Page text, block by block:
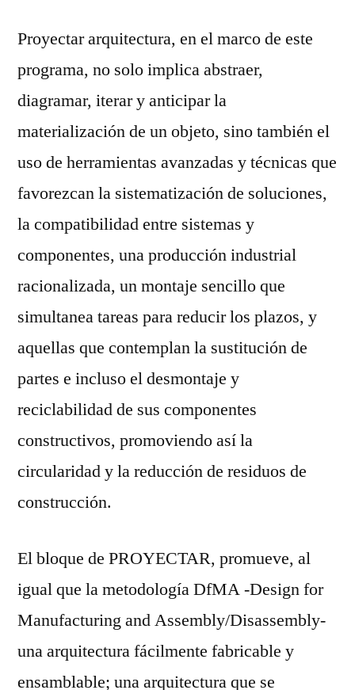
Proyectar arquitectura, en el marco de este
programa, no solo implica abstraer,
diagramar, iterar y anticipar la
materialización de un objeto, sino también el
uso de herramientas avanzadas y técnicas que
favorezcan la sistematización de soluciones,
la compatibilidad entre sistemas y
componentes, una producción industrial
racionalizada, un montaje sencillo que
simultanea tareas para reducir los plazos, y
aquellas que contemplan la sustitución de
partes e incluso el desmontaje y
reciclabilidad de sus componentes
constructivos, promoviendo así la
circularidad y la reducción de residuos de
construcción.
El bloque de PROYECTAR, promueve, al
igual que la metodología DfMA -Design for
Manufacturing and Assembly/Disassembly-
una arquitectura fácilmente fabricable y
ensamblable; una arquitectura que se